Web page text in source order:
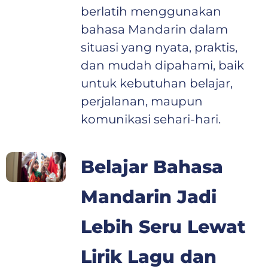
berlatih menggunakan
bahasa Mandarin dalam
situasi yang nyata, praktis,
dan mudah dipahami, baik
untuk kebutuhan belajar,
perjalanan, maupun
komunikasi sehari-hari.
Belajar Bahasa
Mandarin Jadi
Lebih Seru Lewat
Lirik Lagu dan